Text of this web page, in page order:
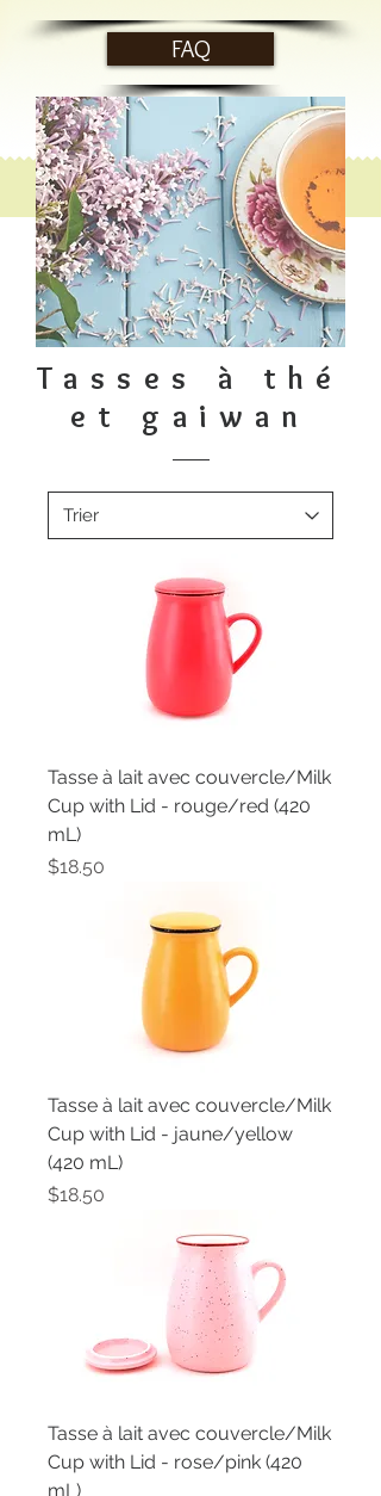
FAQ
Tasses à thé
et gaiwan
Tasse à lait avec couvercle/Milk
Cup with Lid - rouge/red (420
mL)
Price
$18.50
Tasse à lait avec couvercle/Milk
Cup with Lid - jaune/yellow
(420 mL)
Price
$18.50
Tasse à lait avec couvercle/Milk
Cup with Lid - rose/pink (420
mL)